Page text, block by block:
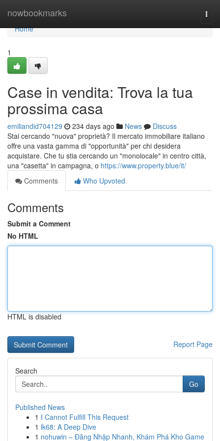
nowbookmarks
Home
Home
1
Case in vendita: Trova la tua
prossima casa
emiliandid704129 234 days ago News
Discuss
Stai cercando "nuova" proprietà? Il mercato immobiliare italiano
offre una vasta gamma di "opportunità" per chi desidera
acquistare. Che tu stia cercando un "monolocale" in centro città,
una "casetta" in campagna, o https://www.property.blue/it/
Comments
Who Upvoted
Comments
Submit a Comment
No HTML
HTML is disabled
Report Page
Search
Go
Published News
1 I Cannot Fulfill This Request
1 lk68: A Deep Dive
1 nohuwin – Đăng Nhập Nhanh, Khám Phá Kho Game